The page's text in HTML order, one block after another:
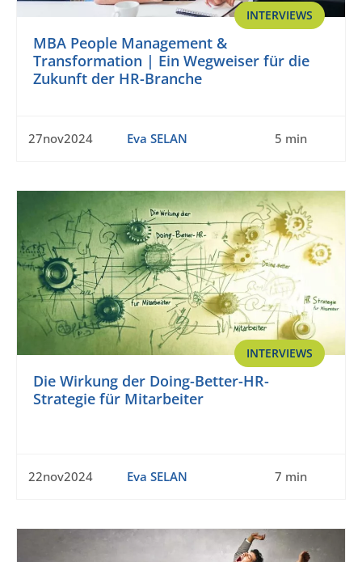
INTERVIEWS
MBA People Management &
Transformation | Ein Wegweiser für die
Zukunft der HR-Branche
27nov2024 Eva SELAN 5 min
INTERVIEWS
Die Wirkung der Doing-Better-HR-
Strategie für Mitarbeiter
22nov2024 Eva SELAN 7 min